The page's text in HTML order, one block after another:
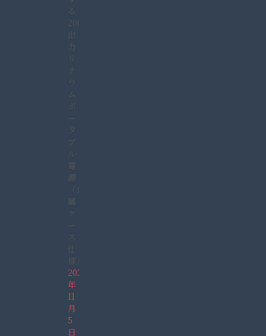
る
2000W
出
力
リ
チ
ウ
ム
ポ
ー
タ
ブ
ル
電
源
（金
属
ケ
ー
ス
仕
様）
2021
年
11
月
5
日